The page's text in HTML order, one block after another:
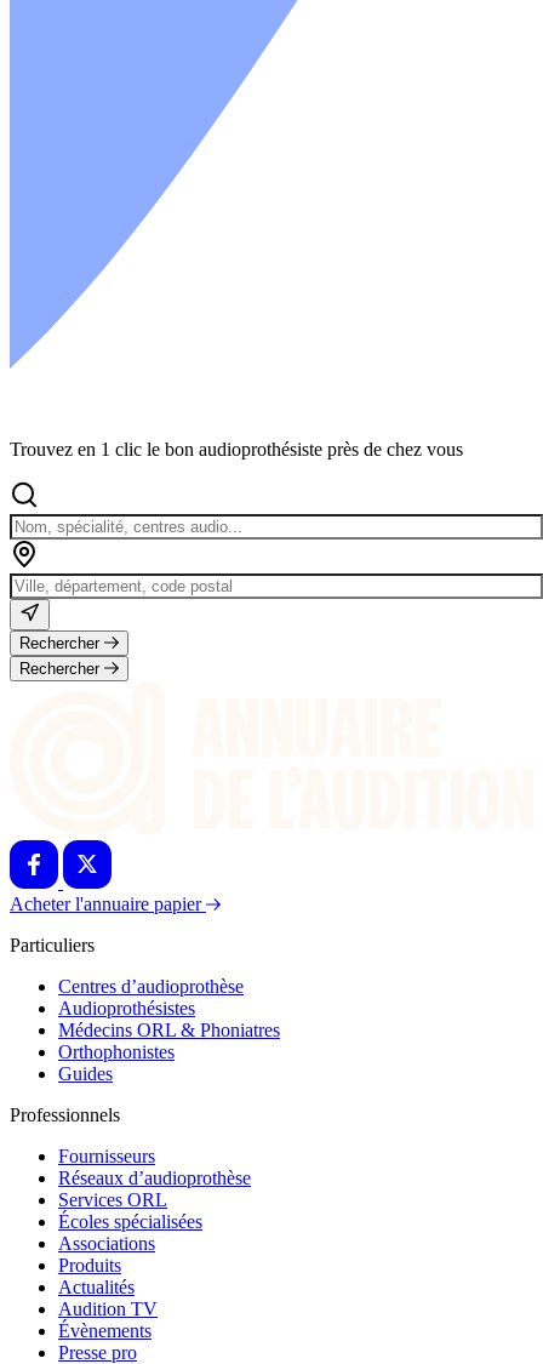
Trouvez en 1 clic le bon audioprothésiste près de chez vous
Rechercher
Rechercher
Acheter l'annuaire papier
Particuliers
Centres d’audioprothèse
Audioprothésistes
Médecins ORL & Phoniatres
Orthophonistes
Guides
Professionnels
Fournisseurs
Réseaux d’audioprothèse
Services ORL
Écoles spécialisées
Associations
Produits
Actualités
Audition TV
Évènements
Presse pro